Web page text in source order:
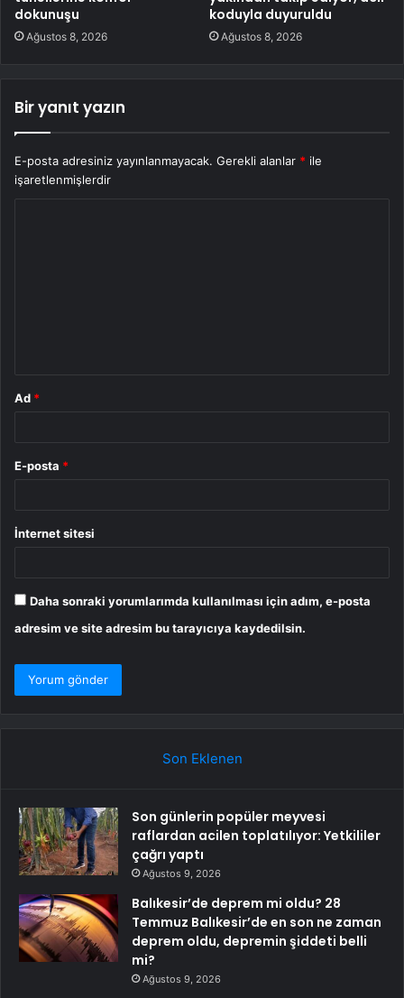
dokunuşu
Ağustos 8, 2026
koduyla duyuruldu
Ağustos 8, 2026
Bir yanıt yazın
E-posta adresiniz yayınlanmayacak. Gerekli alanlar * ile
işaretlenmişlerdir
Ad *
E-posta *
İnternet sitesi
Daha sonraki yorumlarımda kullanılması için adım, e-posta
adresim ve site adresim bu tarayıcıya kaydedilsin.
Son Eklenen
Son günlerin popüler meyvesi
raflardan acilen toplatılıyor: Yetkililer
çağrı yaptı
Ağustos 9, 2026
Balıkesir’de deprem mi oldu? 28
Temmuz Balıkesir’de en son ne zaman
deprem oldu, depremin şiddeti belli
mi?
Ağustos 9, 2026